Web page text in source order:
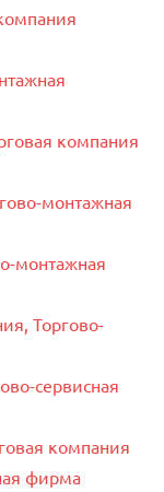
компания
монтажная
монтажная
Торгово-
сервисная
компания
фирма